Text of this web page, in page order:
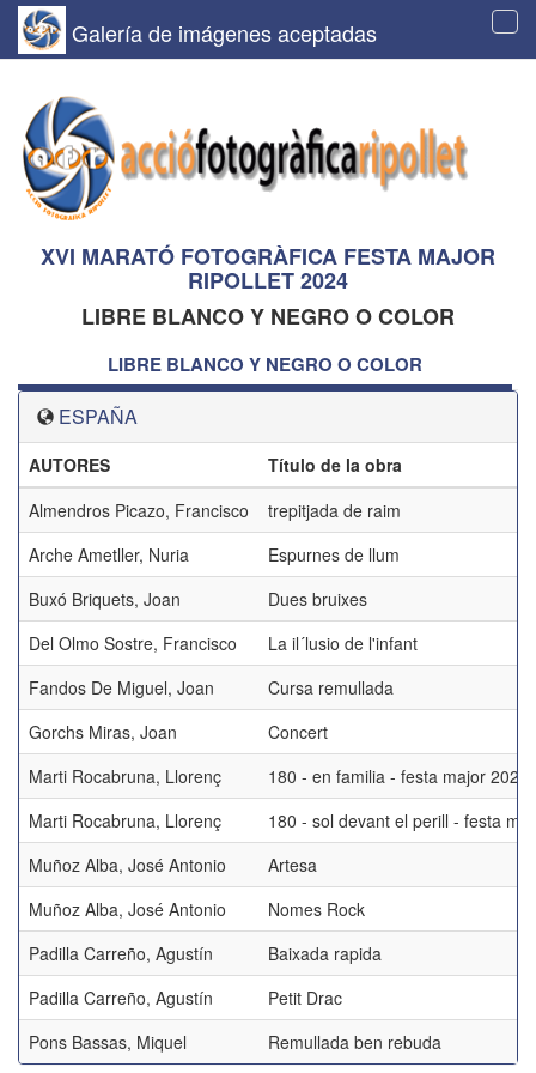
Galería de imágenes aceptadas
XVI MARATÓ FOTOGRÀFICA FESTA MAJOR
RIPOLLET 2024
LIBRE BLANCO Y NEGRO O COLOR
LIBRE BLANCO Y NEGRO O COLOR
ESPAÑA
AUTORES
Título de la obra
Almendros Picazo, Francisco
trepitjada de raim
Arche Ametller, Nuria
Espurnes de llum
Buxó Briquets, Joan
Dues bruixes
Del Olmo Sostre, Francisco
La il´lusio de l'infant
Fandos De Miguel, Joan
Cursa remullada
Gorchs Miras, Joan
Concert
Marti Rocabruna, Llorenç
180 - en familia - festa major 2024
Marti Rocabruna, Llorenç
180 - sol devant el perill - festa
Muñoz Alba, José Antonio
Artesa
Muñoz Alba, José Antonio
Nomes Rock
Padilla Carreño, Agustín
Baixada rapida
Padilla Carreño, Agustín
Petit Drac
Pons Bassas, Miquel
Remullada ben rebuda